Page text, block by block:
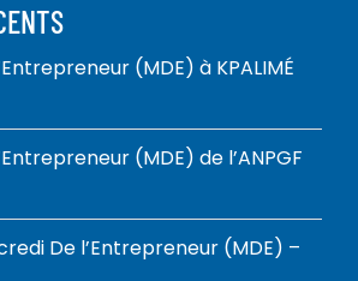
(MDE) à KPALIMÉ
(MDE) de l’ANPGF
De l’Entrepreneur (MDE) –